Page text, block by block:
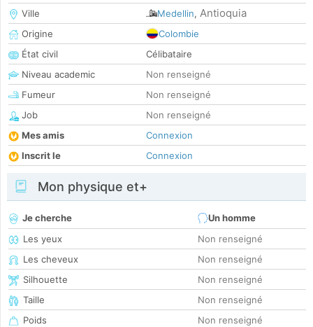
Ville
Medellin, Antioquia
Origine
Colombie
État civil
Célibataire
Niveau academic
Non renseigné
Fumeur
Non renseigné
Job
Non renseigné
Mes amis
Connexion
Inscrit le
Connexion
Mon physique et+
Je cherche
Un homme
Les yeux
Non renseigné
Les cheveux
Non renseigné
Silhouette
Non renseigné
Taille
Non renseigné
Poids
Non renseigné